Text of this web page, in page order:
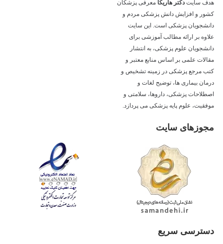
هدف سایت دکتر هاریکا معرفی پزشکان
کشور و افزایش دانش پزشکی مردم و
دانشجویان پزشکی است. این سایت
علاوه بر ارائه مطالب آموزشی برای
دانشجویان علوم پزشکی، به انتشار
مقالات علمی بر اساس منابع معتبر و
کتب مرجع پزشکی در زمینه تشخیص و
درمان بیماری ها، توضیح لغات و
اصطلاحات پزشکی، داروها، سلامتی و
موفقیت، علوم پایه پزشکی می پردازد.
مجوزهای سایت
دسترسی سریع